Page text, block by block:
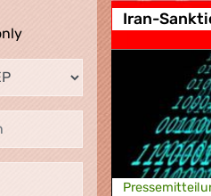
Pirates only
Iran-